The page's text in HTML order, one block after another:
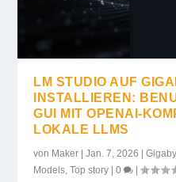
LM STUDIO AUF
INSTALLIEREN:
GUI MIT OPENAI-
LOKALE LLMS
von Maker |Jan. 7, 2026 |
Models ,Top story |0 |